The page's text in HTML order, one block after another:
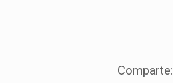
Comparte: